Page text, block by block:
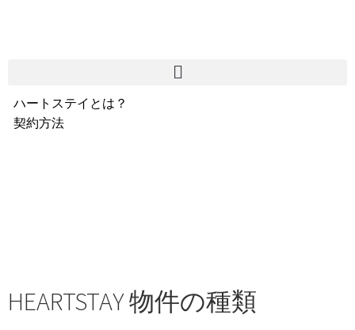
ハートステイとは？
契約方法
HEARTSTAY 物件の種類